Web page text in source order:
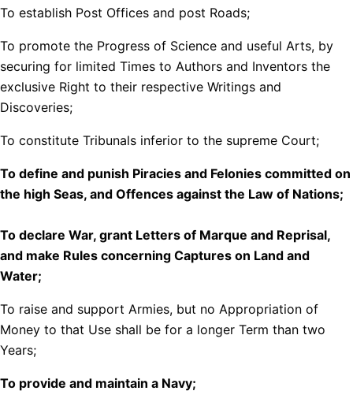
To establish Post Offices and post Roads;
To promote the Progress of Science and useful Arts, by
securing for limited Times to Authors and Inventors the
exclusive Right to their respective Writings and
Discoveries;
To constitute Tribunals inferior to the supreme Court;
To define and punish Piracies and Felonies committed on
the high Seas, and Offences against the Law of Nations;
To declare War, grant Letters of Marque and Reprisal,
and make Rules concerning Captures on Land and
Water;
To raise and support Armies, but no Appropriation of
Money to that Use shall be for a longer Term than two
Years;
To provide and maintain a Navy;